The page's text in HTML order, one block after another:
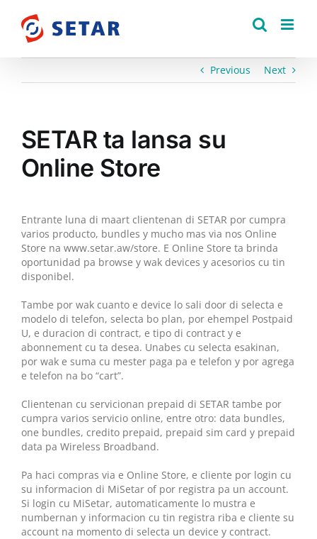
content
Previous Next
SETAR ta lansa su
Online Store
Entrante luna di maart clientenan di SETAR por cumpra
varios producto, bundles y mucho mas via nos Online
Store na www.setar.aw/store. E Online Store ta brinda
oportunidad pa browse y wak devices y acesorios cu tin
disponibel.
Tambe por wak cuanto e device lo sali door di selecta e
modelo di telefon, selecta bo plan, por ehempel Postpaid
U, e duracion di contract, e tipo di contract y e
abonnement cu ta desea. Unabes cu selecta esakinan,
por wak e suma cu mester paga pa e telefon y por agrega
e telefon na bo “cart”.
Clientenan cu servicionan prepaid di SETAR tambe por
cumpra varios servicio online, entre otro: data bundles,
one bundles, credito prepaid, prepaid sim card y prepaid
data pa Wireless Broadband.
Pa haci compras via e Online Store, e cliente por login cu
su informacion di MiSetar of por registra pa un account.
Si login cu MiSetar, automaticamente lo mustra e
numbernan y informacion cu tin registra riba e cliente su
account na momento di selecta un device y contract.